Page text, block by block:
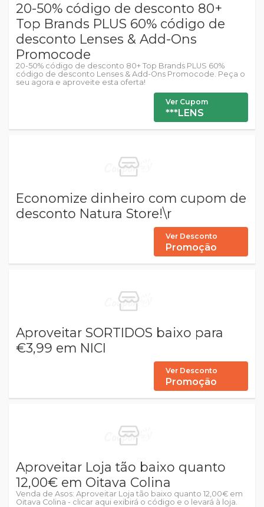
20-50% código de desconto 80+
Top Brands PLUS 60% código de
desconto Lenses & Add-Ons
Promocode
20-50% código de desconto 80+ Top Brands PLUS 60%
código de desconto Lenses & Add-Ons Promocode. Peça o
seu agora e aproveite esta oferta!
Ver Cupom
***LENS
Economize dinheiro com cupom de
desconto Natura Store!\r
Ver Desconto
Promoção
Aproveitar SORTIDOS baixo para
€3,99 em NICI
Ver Desconto
Promoção
Aproveitar Loja tão baixo quanto
12,00€ em Oitava Colina
Venda de Asos: Aproveitar Loja tão baixo quanto 12,00€ em
Oitava Colina - clicar aqui exibirá o código e o levará à loja.